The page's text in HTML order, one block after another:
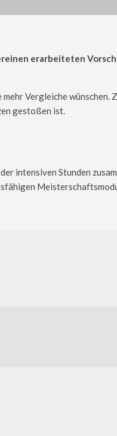
erarbeiteten
Vergleiche wünschen.
gestoßen ist.
intensiven Stunden